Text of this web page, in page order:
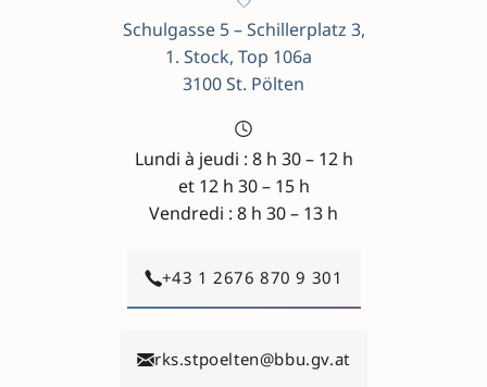
Schulgasse 5 – Schillerplatz 3,
1. Stock, Top 106a
3100 St. Pölten
Lundi à jeudi : 8 h 30 – 12 h
et 12 h 30 – 15 h
Vendredi : 8 h 30 – 13 h
+43 1 2676 870 9 301
rks.stpoelten@bbu.gv.at